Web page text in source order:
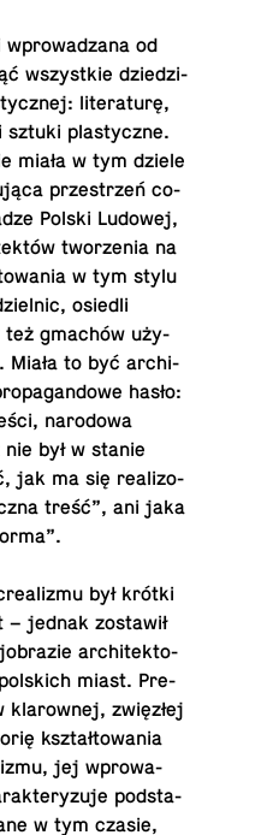
wpro­wa­dza­na od
wszyst­kie dzie­dzi­
li­te­ra­tu­rę,
pla­stycz­ne.
miała w tym dziele
prze­strzeń co­
Polski Ludowej,
two­rze­nia na
w tym stylu
osiedli
też gmachów uży­
Miała to być ar­chi­
hasło:
na­ro­do­wa
był w stanie
jak ma się re­ali­zo­
treść”, ani jaka
był krótki
– jednak zo­sta­wił
ar­chi­tek­to­
miast. Pre­
kla­row­nej, zwię­złej
kształ­to­wa­nia
jej wpro­wa­
pod­sta­
w tym czasie,